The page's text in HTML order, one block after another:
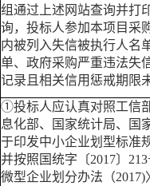
组通过上述网站查询并打
询，投标人参加本项目采
内被列入失信被执行人名
单、政府采购严重违法失
记录且相关信用惩戒期限
①投标人应认真对照工信
息化部、国家统计局、国
于印发中小企业划型标准
并按照国统字〔2017〕
微型企业划分办法（